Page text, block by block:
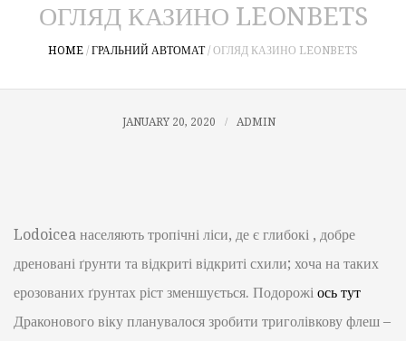
ОГЛЯД КАЗИНО LEONBETS
HOME / ГРАЛЬНИЙ АВТОМАТ / ОГЛЯД КАЗИНО LEONBETS
JANUARY 20, 2020 ADMIN
Lodoicea населяють тропічні ліси, де є глибокі , добре
дреновані ґрунти та відкриті відкриті схили; хоча на таких
ерозованих ґрунтах ріст зменшується. Подорожі ось тут
Драконового віку планувалося зробити триголівкову флеш –